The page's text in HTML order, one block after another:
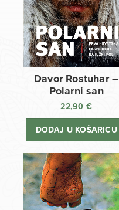
Davor Rostuhar –
Polarni san
22,90 €
DODAJ U KOŠARICU